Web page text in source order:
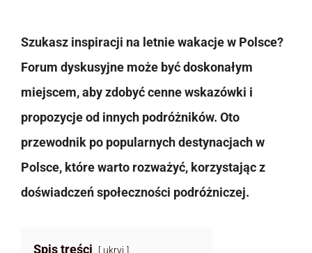
Szukasz inspiracji na letnie wakacje w Polsce?
Forum dyskusyjne może być doskonałym
miejscem, aby zdobyć cenne wskazówki i
propozycje od innych podróżników. Oto
przewodnik po popularnych destynacjach w
Polsce, które warto rozważyć, korzystając z
doświadczeń społeczności podróżniczej.
Spis treści